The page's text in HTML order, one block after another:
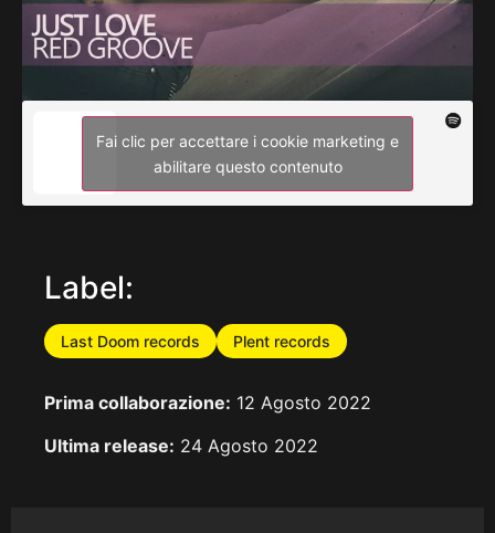
Fai clic per accettare i cookie marketing e
abilitare questo contenuto
Label:
Last Doom records Plent records
Prima collaborazione: 12 Agosto 2022
Ultima release: 24 Agosto 2022